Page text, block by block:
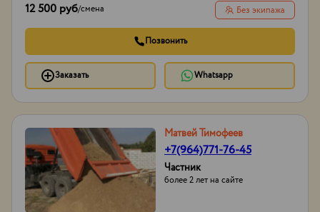
12 500 руб/смена Без экипажа
Позвонить
Заказать Whatsapp
Матвей Тимофеев
+7(964)771-76-45
Частник
более 2 лет на сайте